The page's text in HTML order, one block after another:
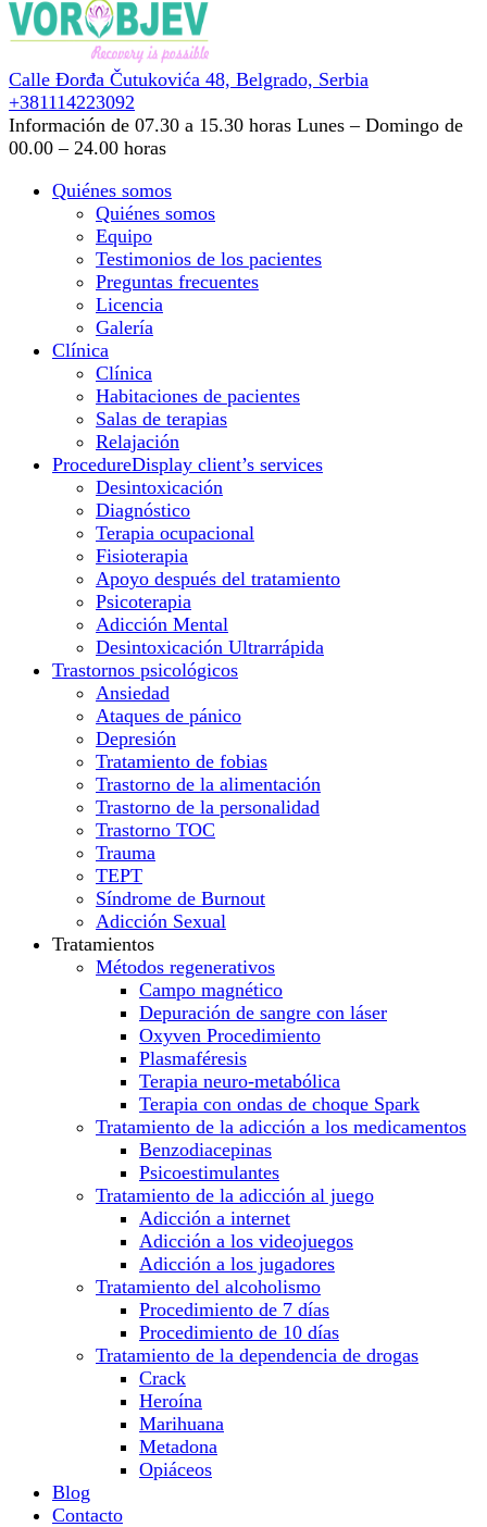
Calle Đorđa Čutukovića 48, Belgrado, Serbia
+381114223092
Información de 07.30 a 15.30 horas Lunes – Domingo de
00.00 – 24.00 horas
Quiénes somos
Quiénes somos
Equipo
Testimonios de los pacientes
Preguntas frecuentes
Licencia
Galería
Clínica
Clínica
Habitaciones de pacientes
Salas de terapias
Relajación
ProcedureDisplay client’s services
Desintoxicación
Diagnóstico
Terapia ocupacional
Fisioterapia
Apoyo después del tratamiento
Psicoterapia
Adicción Mental
Desintoxicación Ultrarrápida
Trastornos psicológicos
Ansiedad
Ataques de pánico
Depresión
Tratamiento de fobias
Trastorno de la alimentación
Trastorno de la personalidad
Trastorno TOC
Trauma
TEPT
Síndrome de Burnout
Adicción Sexual
Tratamientos
Métodos regenerativos
Campo magnético
Depuración de sangre con láser
Oxyven Procedimiento
Plasmaféresis
Terapia neuro-metabólica
Terapia con ondas de choque Spark
Tratamiento de la adicción a los medicamentos
Benzodiacepinas
Psicoestimulantes
Tratamiento de la adicción al juego
Adicción a internet
Adicción a los videojuegos
Adicción a los jugadores
Tratamiento del alcoholismo
Procedimiento de 7 días
Procedimiento de 10 días
Tratamiento de la dependencia de drogas
Crack
Heroína
Marihuana
Metadona
Opiáceos
Blog
Contacto